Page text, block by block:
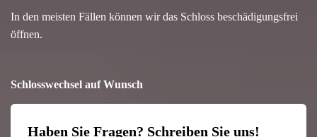
In den meisten Fällen können wir das Schloss beschädigungsfrei
öffnen.
Schlosswechsel auf Wunsch
Haben Sie Fragen? Schreiben Sie uns!